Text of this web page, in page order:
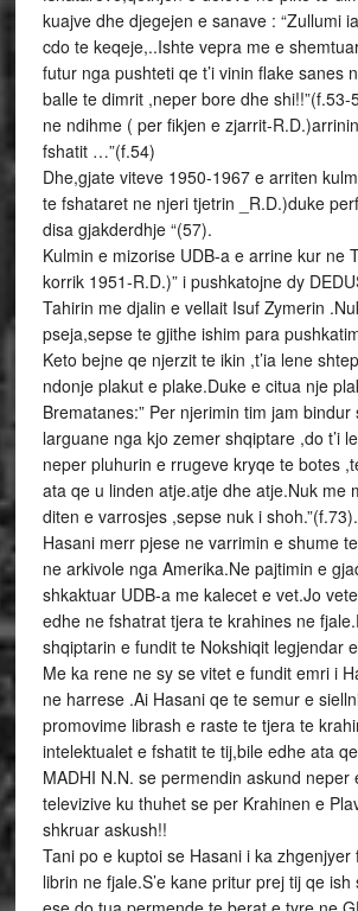
kuajve dhe djegejen e sanave : “Zullumi
cdo te keqeje,..Ishte vepra me e
futur nga pushteti qe t’i vinin flake sanes
balle te dimrit ,neper bore dhe shi!!”(f.53-
ne ndihme ( per fikjen e zjarrit-
fshatit …”(f.54)
Dhe,gjate viteve 1950-1967 e arriten
te fshataret ne njeri tjetrin _R.D.)duke
disa gjakderdhje “(57).
Kulmin e mizorise UDB-a e arrine kur ne
korrik 1951-R.D.)” i pushkatojne dy
Tahirin me djalin e vellait Isuf Zymerin
pseja,sepse te gjithe ishim para
Keto bejne qe njerzit te ikin ,t’ia lene
ndonje plakut e plake.Duke e citua nje
Brematanes:” Per njerimin tim jam bindur
larguane nga kjo zemer shqiptare ,do t’i
neper pluhurin e rrugeve kryqe te botes
ata qe u linden atje.atje dhe atje.Nuk me
diten e varrosjes ,sepse nuk i shoh.”(f.73).
Hasani merr pjese ne varrimin e shume
ne arkivole nga Amerika.Ne pajtimin e
shkaktuar UDB-a me kalecet e vet.Jo
edhe ne fshatrat tjera te krahines ne
shqiptarin e fundit te Nokshiqit legjendar
Me ka rene ne sy se vitet e fundit emri i
ne harrese .Ai Hasani qe te semur e
promovime librash e raste te tjera te
intelektualet e fshatit te tij,bile edhe ata
MADHI N.N. se permendin askund neper
televizive ku thuhet se per Krahinen e
shkruar askush!!
Tani po e kuptoi se Hasani i ka
librin ne fjale.S’e kane pritur prej tij qe